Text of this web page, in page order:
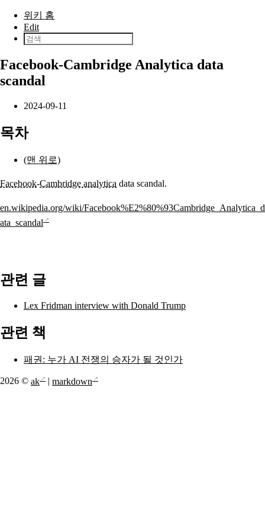
본문으로 건너뛰기
위키 홈
Edit
Facebook-Cambridge Analytica data
scandal
2024-09-11
목차
(맨 위로)
Facebook-Cambridge analytica data scandal.
en.wikipedia.org/wiki/Facebook%E2%80%93Cambridge_Analytica_d
ata_scandal
관련 글
Lex Fridman interview with Donald Trump
관련 책
패권: 누가 AI 전쟁의 승자가 될 것인가
2026 © ak markdown